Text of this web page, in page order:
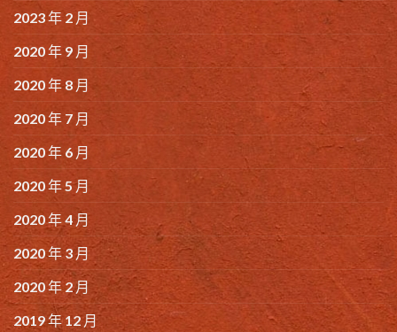
2023 年 2 月
2020 年 9 月
2020 年 8 月
2020 年 7 月
2020 年 6 月
2020 年 5 月
2020 年 4 月
2020 年 3 月
2020 年 2 月
2019 年 12 月